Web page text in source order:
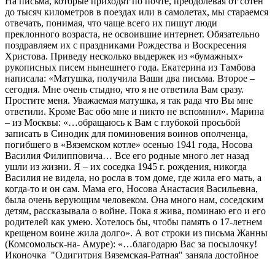
до тысяч километров в поездах или в самолетах, мы стараемся
отвечать, понимая, что чаще всего их пишут люди
преклонного возраста, не освоившие интернет. Обязательно
поздравляем их с праздниками Рождества и Воскресения
Христова. Приведу несколько выдержек из «бумажных»
рукописных писем нынешнего года. Екатерина из Тамбова
написала: «Матушка, получила Ваши два письма. Второе –
сегодня. Мне очень стыдно, что я не ответила Вам сразу.
Простите меня. Уважаемая матушка, я так рада что Вы мне
ответили. Кроме Вас обо мне и никто не вспомнил». Марина
– из Москвы: «…обращаюсь к Вам с глубокой просьбой
записать в Синодик для поминовения воинов ополченца,
погибшего в «Вяземском котле» осенью 1941 года, Носова
Василия Филипповича… Все его родные много лет назад
ушли из жизни. Я – их соседка 1945 г. рождения, никогда
Василия не видела, но росла в том доме, где жила его мать, а
когда-то и он сам. Мама его, Носова Анастасия Васильевна,
была очень верующим человеком. Она много нам, соседским
детям, рассказывала о войне. Пока я жива, поминаю его и его
родителей как умею. Хотелось бы, чтобы память о 17-летнем
крещеном воине жила долго». А вот строки из письма Жанны
(Комсомольск-на- Амуре): «…благодарю Вас за посылочку!
Иконочка ​ ​"Одигитрия Вяземская-Ратная​" заняла достойное